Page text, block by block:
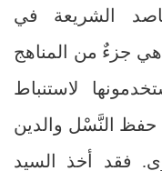
الشريعة في
هي جزءٌ من المناهج
لاستنباط
حفظ النَّسْل والدين
فقد أخذ السيد